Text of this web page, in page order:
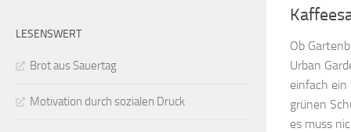
Ob
Urban
einfach
grünen
es muss
LESENSWERT
Brot aus Sauertag
Motivation durch sozialen Druck